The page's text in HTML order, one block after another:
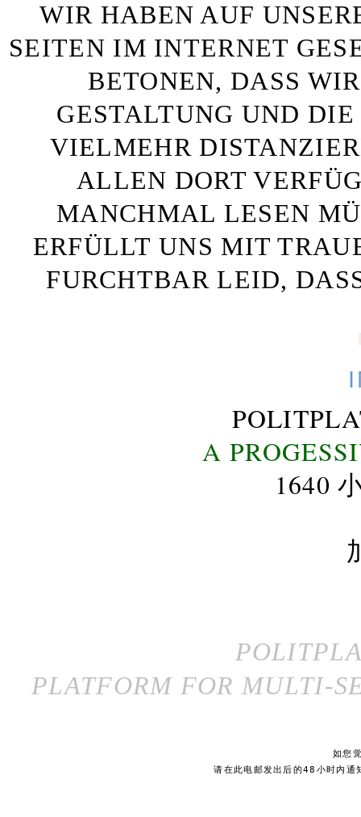
WIR HABEN AUF
SEITEN IM INTERNET
BETONEN, DASS
GESTALTUNG UND
VIELMEHR
ALLEN DORT
MANCHMAL LESEN
ERFÜLLT UNS MIT
FURCHTBAR LEID,
A
1640
PLATFORM FOR MULTI-
如您
请在此电邮发出后的48小时内通